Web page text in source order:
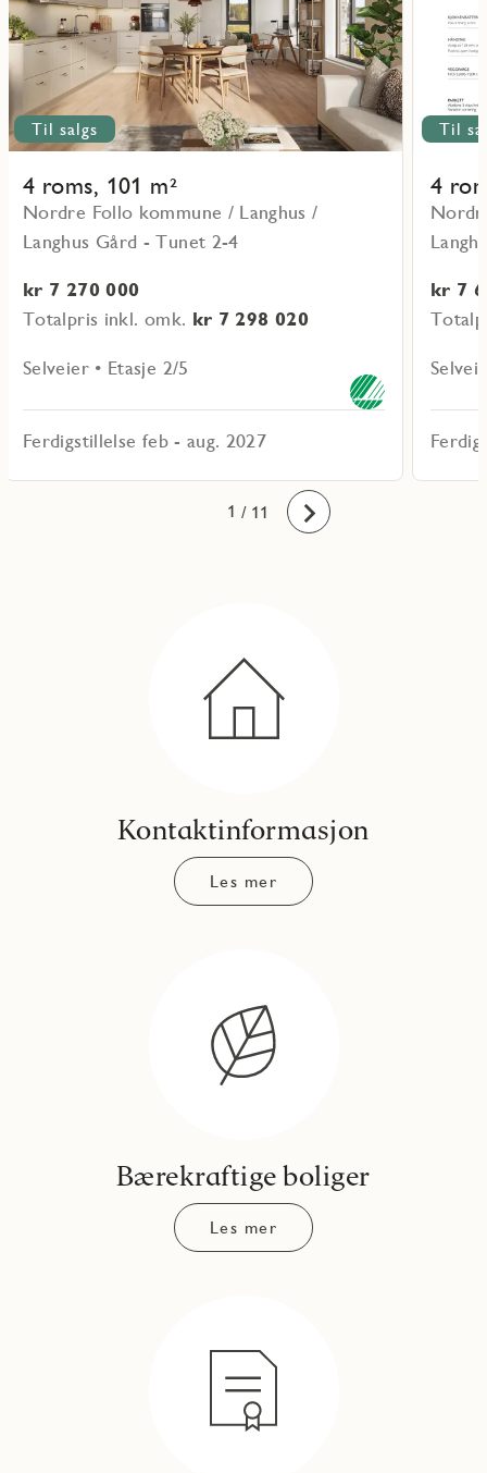
Til salgs
4 roms, 101 m²
Nordre Follo kommune / Langhus /
Langhus Gård - Tunet 2-4
kr 7 270 000
Totalpris inkl. omk. kr 7 298 020
Selveier • Etasje 2/5
Ferdigstillelse feb - aug. 2027
Til
4
kr 7
1
2
3
4
5
6
7
8
9
10
11 / 11 Fremover
Kontaktinformasjon
Les mer
Bærekraftige boliger
Les mer